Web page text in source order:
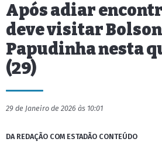
Após adiar
deve visitar
Papudinha nesta
(29)
29 de Janeiro de 2026 às 10:01
DA REDAÇÃO COM ESTADÃO CONTEÚDO